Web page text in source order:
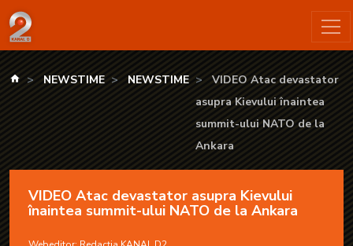
VIDEO Atac devastator asupra Kievului înaintea summit-ului
kanald.ro
NEWSTIME NEWSTIME
VIDEO Atac devastator
asupra Kievului înaintea
summit-ului NATO de la
Ankara
VIDEO Atac devastator asupra Kievului
înaintea summit-ului NATO de la Ankara